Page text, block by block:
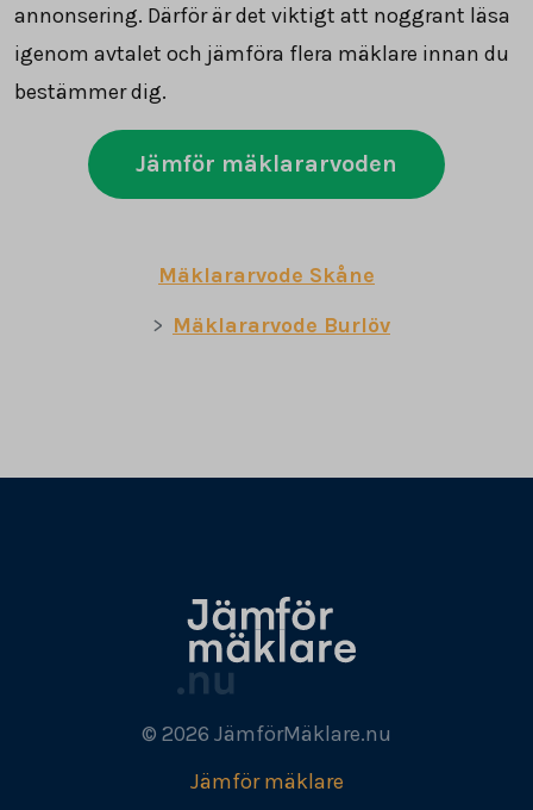
annonsering. Därför är det viktigt att noggrant läsa
igenom avtalet och jämföra flera mäklare innan du
bestämmer dig.
Jämför mäklararvoden
Mäklararvode Skåne
Mäklararvode Burlöv
© 2026 JämförMäklare.nu
Jämför mäklare